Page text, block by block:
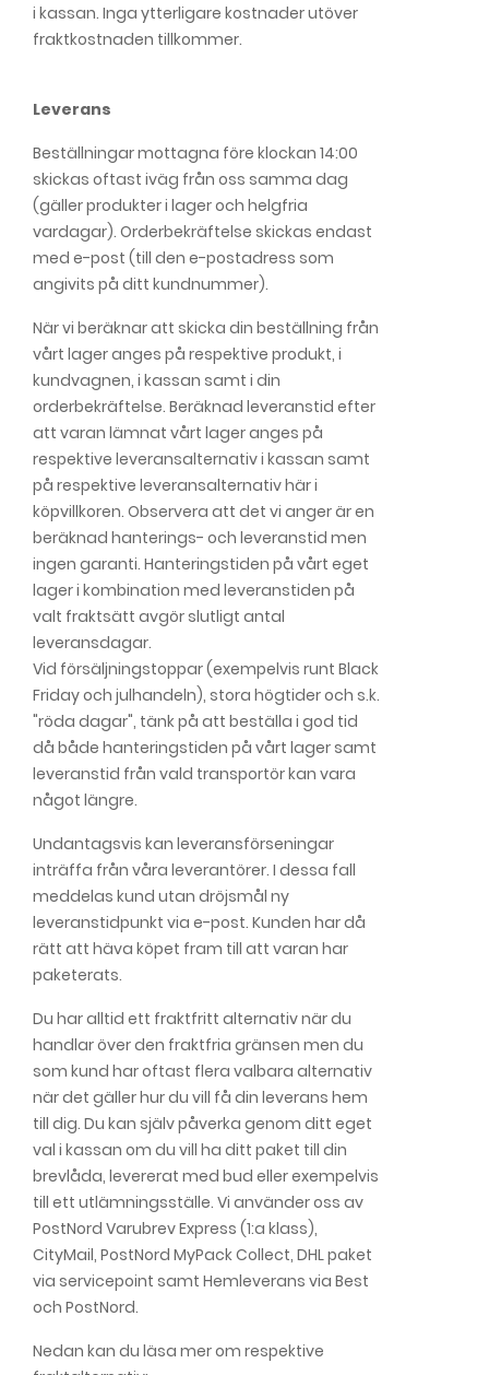
i kassan. Inga ytterligare kostnader utöver
fraktkostnaden tillkommer.
Leverans
Beställningar mottagna före klockan 14:00
skickas oftast iväg från oss samma dag
(gäller produkter i lager och helgfria
vardagar). Orderbekräftelse skickas endast
med e-post (till den e-postadress som
angivits på ditt kundnummer).
När vi beräknar att skicka din beställning från
vårt lager anges på respektive produkt, i
kundvagnen, i kassan samt i din
orderbekräftelse. Beräknad leveranstid efter
att varan lämnat vårt lager anges på
respektive leveransalternativ i kassan samt
på respektive leveransalternativ här i
köpvillkoren. Observera att det vi anger är en
beräknad hanterings- och leveranstid men
ingen garanti. Hanteringstiden på vårt eget
lager i kombination med leveranstiden på
valt fraktsätt avgör slutligt antal
leveransdagar.
Vid försäljningstoppar (exempelvis runt Black
Friday och julhandeln), stora högtider och s.k.
"röda dagar", tänk på att beställa i god tid
då både hanteringstiden på vårt lager samt
leveranstid från vald transportör kan vara
något längre.
Undantagsvis kan leveransförseningar
inträffa från våra leverantörer. I dessa fall
meddelas kund utan dröjsmål ny
leveranstidpunkt via e-post. Kunden har då
rätt att häva köpet fram till att varan har
paketerats.
Du har alltid ett fraktfritt alternativ när du
handlar över den fraktfria gränsen men du
som kund har oftast flera valbara alternativ
när det gäller hur du vill få din leverans hem
till dig. Du kan själv påverka genom ditt eget
val i kassan om du vill ha ditt paket till din
brevlåda, levererat med bud eller exempelvis
till ett utlämningsställe. Vi använder oss av
PostNord Varubrev Express (1:a klass),
CityMail, PostNord MyPack Collect, DHL paket
via servicepoint samt Hemleverans via Best
och PostNord.
Nedan kan du läsa mer om respektive